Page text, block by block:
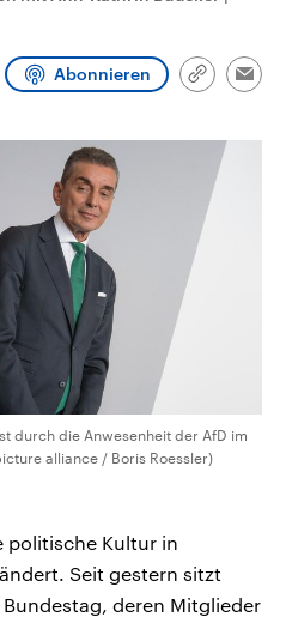
Abonnieren
Link
durch die Anwesenheit der AfD im
alliance / Boris Roessler)
politische Kultur in
Seit gestern sitzt
deren Mitglieder